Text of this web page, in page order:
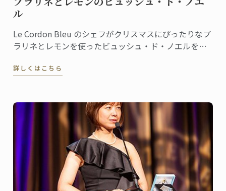
ル
Le Cordon Bleu のシェフがクリスマスにぴったりなプ
ラリネとレモンを使ったビュッシュ・ド・ノエルをご
詳しくはこちら